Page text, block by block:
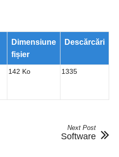
Dimensiune
fișier
Descărcări
142 Ko 1335
Next Post
Software